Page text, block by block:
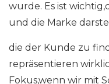
wurde. Es ist
und die Marke
die der Kunde zu
repräsentieren
Fokus,wenn wir mit